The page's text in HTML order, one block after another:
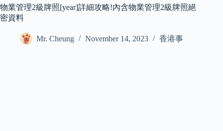
物業管理2級牌照[year]詳細攻略!內含物業管理2級牌照絕
密資料
Mr. Cheung November 14, 2023 香港事